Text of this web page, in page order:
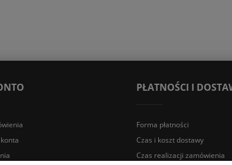
PŁATNOŚCI I
Forma płatności
Czas i koszt dostawy
Czas realizacji zamówienia